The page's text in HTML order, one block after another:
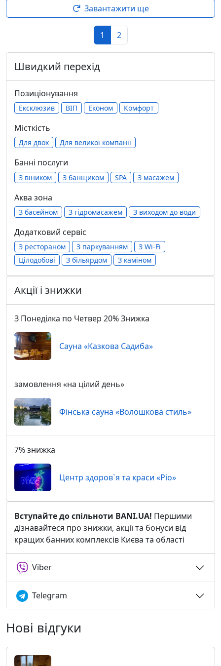
Завантажити ще
1 2
Швидкий перехід
Позиціонування
Ексклюзив ВІП Економ Комфорт
Місткість
Для двох Для великої компанії
Банні послуги
З віником З банщиком SPA З масажем
Аква зона
З басейном З гідромасажем З виходом до води
Додатковий сервіс
З рестораном З паркуванням
З Wi-Fi
Цілодобові
З більярдом З каміном
Акції і знижки
З Понеділка по Четвер 20% Знижка
Сауна «Казкова Садиба»
замовлення «на цілий день»
Фінська сауна «Волошкова стиль»
7% знижка
Центр здоров`я та краси «Ріо»
Вступайте до спільноти BANI.UA! Першими
дізнавайтеся про знижки, акції та бонуси від
кращих банних комплексів Києва та області
Viber
Telegram
Нові відгуки